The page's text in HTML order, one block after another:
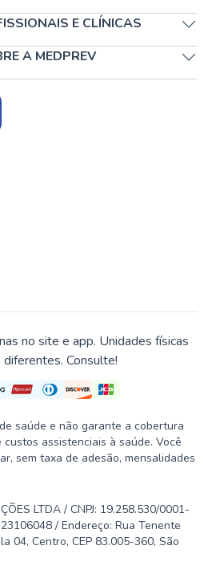
E CLÍNICAS
A MEDPREV
no site e app. Unidades físicas
Consulte!
saúde e não garante a cobertura
assistenciais à saúde. Você
sem taxa de adesão, mensalidades
LTDA / CNPJ: 19.258.530/0001-
/ Endereço: Rua Tenente
04, Centro, CEP 83.005-360, São